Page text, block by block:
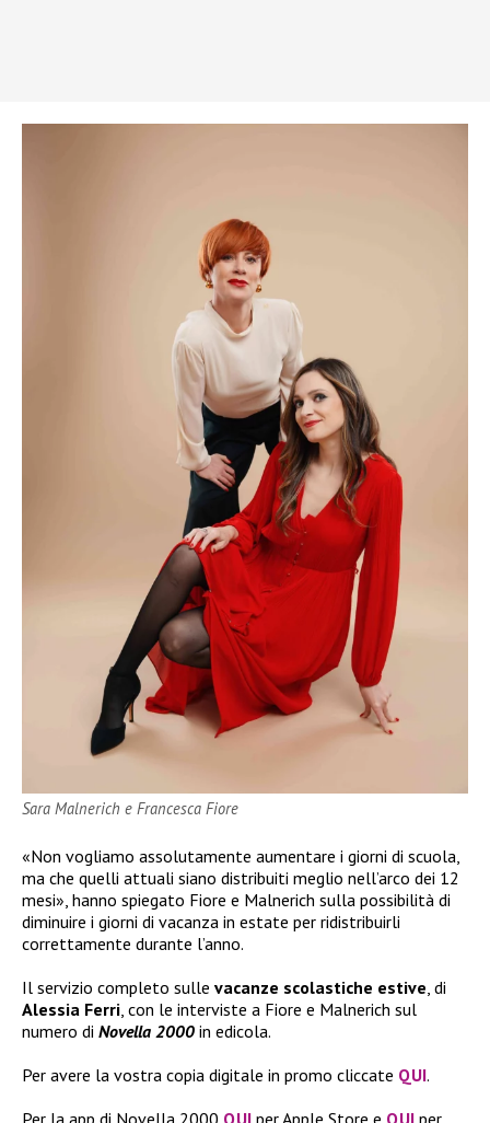
Sara Malnerich e Francesca Fiore
«Non vogliamo assolutamente aumentare i giorni di scuola,
ma che quelli attuali siano distribuiti meglio nell’arco dei 12
mesi», hanno spiegato Fiore e Malnerich sulla possibilità di
diminuire i giorni di vacanza in estate per ridistribuirli
correttamente durante l’anno.
Il servizio completo sulle vacanze scolastiche estive , di
Alessia Ferri , con le interviste a Fiore e Malnerich sul
numero di Novella 2000 in edicola.
Per avere la vostra copia digitale in promo cliccate QUI.
Per la app di Novella 2000 QUI per Apple Store e QUI per